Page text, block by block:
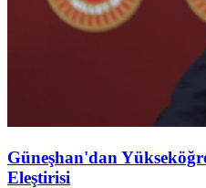
Güneşhan'dan
Eleştirisi